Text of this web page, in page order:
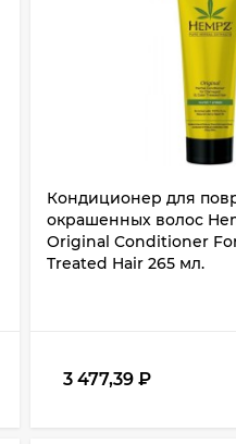
Кондиционер для
окрашенных волос
Original Conditioner
Treated Hair 265 мл.
3 477,39₽